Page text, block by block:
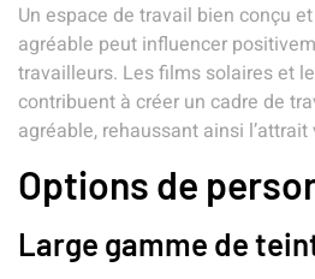
Un espace de travail bien conçu
agréable peut influencer
travailleurs. Les films solaires et
contribuent à créer un cadre de
agréable, rehaussant ainsi
Options de
Large gamme de